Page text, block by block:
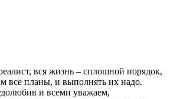
вся жизнь – сплошной порядок,
все планы, и выполнять их надо.
и всеми уважаем,